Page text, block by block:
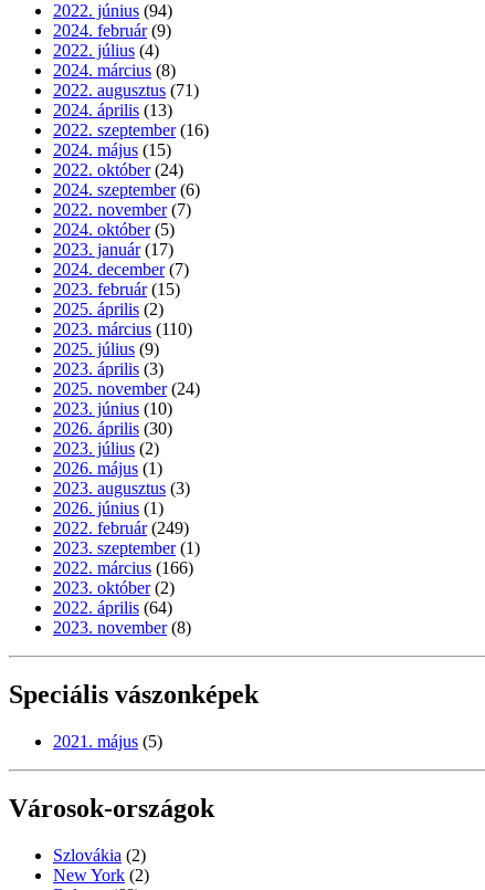
2022. június (94)
2024. február (9)
2022. július (4)
2024. március (8)
2022. augusztus (71)
2024. április (13)
2022. szeptember (16)
2024. május (15)
2022. október (24)
2024. szeptember (6)
2022. november (7)
2024. október (5)
2023. január (17)
2024. december (7)
2023. február (15)
2025. április (2)
2023. március (110)
2025. július (9)
2023. április (3)
2025. november (24)
2023. június (10)
2026. április (30)
2023. július (2)
2026. május (1)
2023. augusztus (3)
2026. június (1)
2022. február (249)
2023. szeptember (1)
2022. március (166)
2023. október (2)
2022. április (64)
2023. november (8)
Speciális vászonképek
2021. május (5)
Városok-országok
Szlovákia (2)
New York (2)